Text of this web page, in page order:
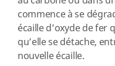
commence à se
écaille d’oxyde de fer
qu’elle se détache,
nouvelle écaille.